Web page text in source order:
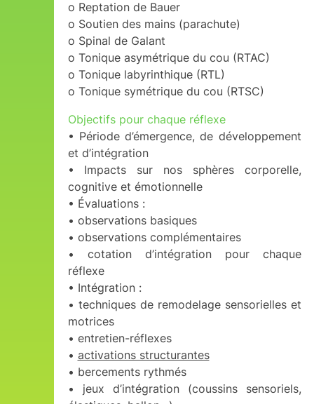
o Reptation de Bauer
o Soutien des mains (parachute)
o Spinal de Galant
o Tonique asymétrique du cou (RTAC)
o Tonique labyrinthique (RTL)
o Tonique symétrique du cou (RTSC)
Objectifs pour chaque réflexe
• Période d’émergence, de développement
et d’intégration
• Impacts sur nos sphères corporelle,
cognitive et émotionnelle
• Évaluations :
• observations basiques
• observations complémentaires
• cotation d’intégration pour chaque
réflexe
• Intégration :
• techniques de remodelage sensorielles et
motrices
• entretien-réflexes
• activations structurantes
• bercements rythmés
• jeux d’intégration (coussins sensoriels,